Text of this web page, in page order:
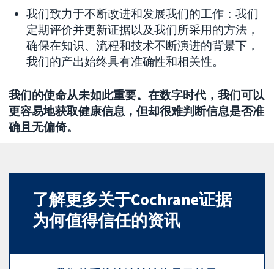
我们致力于不断改进和发展我们的工作：我们
定期评价并更新证据以及我们所采用的方法，
确保在知识、流程和技术不断演进的背景下，
我们的产出始终具有准确性和相关性。
我们的使命从未如此重要。在数字时代，我们可以
更容易地获取健康信息，但却很难判断信息是否准
确且无偏倚。
了解更多关于Cochrane证据
为何值得信任的资讯